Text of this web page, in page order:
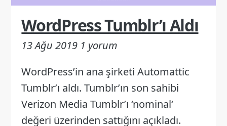
WordPress Tumblr’ı Aldı
13 Ağu 2019 1 yorum
WordPress’in ana şirketi Automattic
Tumblr’ı aldı. Tumblr’ın son sahibi
Verizon Media Tumblr’ı ‘nominal‘
değeri üzerinden sattığını açıkladı.